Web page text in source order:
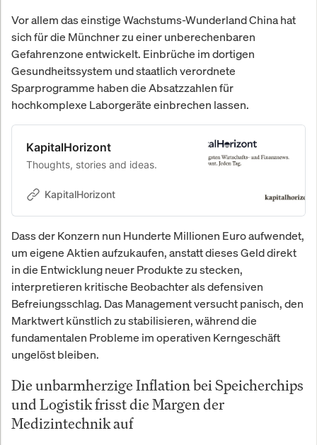
Vor allem das einstige Wachstums-Wunderland China hat
sich für die Münchner zu einer unberechenbaren
Gefahrenzone entwickelt. Einbrüche im dortigen
Gesundheitssystem und staatlich verordnete
Sparprogramme haben die Absatzzahlen für
hochkomplexe Laborgeräte einbrechen lassen.
KapitalHorizont
Thoughts, stories and ideas.
KapitalHorizont
Dass der Konzern nun Hunderte Millionen Euro aufwendet,
um eigene Aktien aufzukaufen, anstatt dieses Geld direkt
in die Entwicklung neuer Produkte zu stecken,
interpretieren kritische Beobachter als defensiven
Befreiungsschlag. Das Management versucht panisch, den
Marktwert künstlich zu stabilisieren, während die
fundamentalen Probleme im operativen Kerngeschäft
ungelöst bleiben.
Die unbarmherzige Inflation bei Speicherchips
und Logistik frisst die Margen der
Medizintechnik auf